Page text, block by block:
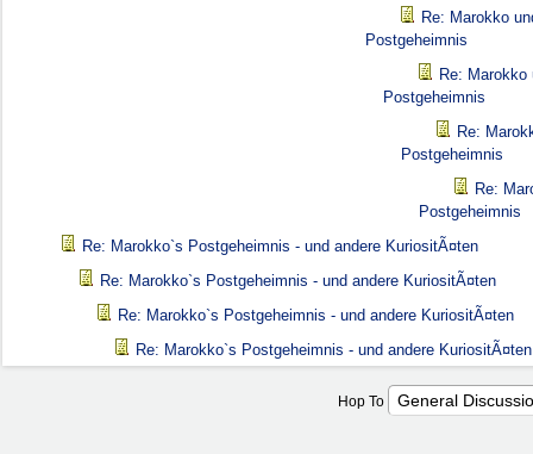
Re: Marokko
Postgeheimnis
Re: Marokko
Postgeheimnis
Re:
Postgeheimnis
Re:
Postgeheimnis
Re: Marokko`s Postgeheimnis - und andere KuriositÃ¤ten
Re: Marokko`s Postgeheimnis - und andere KuriositÃ¤ten
Re: Marokko`s Postgeheimnis - und andere KuriositÃ¤ten
Re: Marokko`s Postgeheimnis - und andere KuriositÃ¤ten
Hop To